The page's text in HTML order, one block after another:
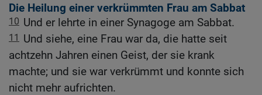
Die Heilung einer verkrümmten Frau am Sabbat
10 Und er lehrte in einer Synagoge am Sabbat.
11 Und siehe, eine Frau war da, die hatte seit
achtzehn Jahren einen Geist, der sie krank
machte; und sie war verkrümmt und konnte sich
nicht mehr aufrichten.